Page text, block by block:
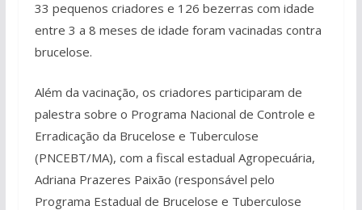
33 pequenos criadores e 126 bezerras com idade
entre 3 a 8 meses de idade foram vacinadas contra
brucelose.
Além da vacinação, os criadores participaram de
palestra sobre o Programa Nacional de Controle e
Erradicação da Brucelose e Tuberculose
(PNCEBT/MA), com a fiscal estadual Agropecuária,
Adriana Prazeres Paixão (responsável pelo
Programa Estadual de Brucelose e Tuberculose